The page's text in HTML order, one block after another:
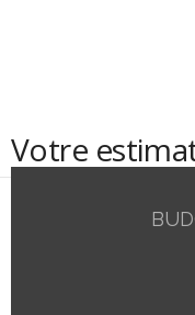
Votre